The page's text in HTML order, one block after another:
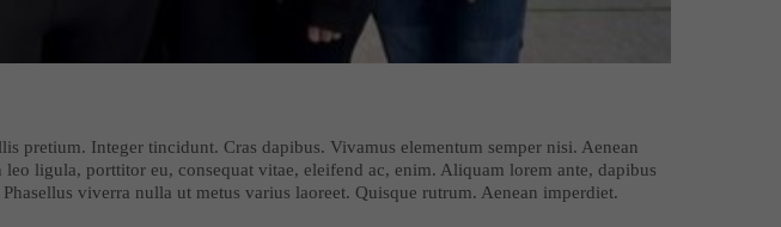
pretium. Integer tincidunt. Cras dapibus. Vivamus elementum semper nisi. Aenean
ligula, porttitor eu, consequat vitae, eleifend ac, enim. Aliquam lorem ante, dapibus
viverra nulla ut metus varius laoreet. Quisque rutrum. Aenean imperdiet.